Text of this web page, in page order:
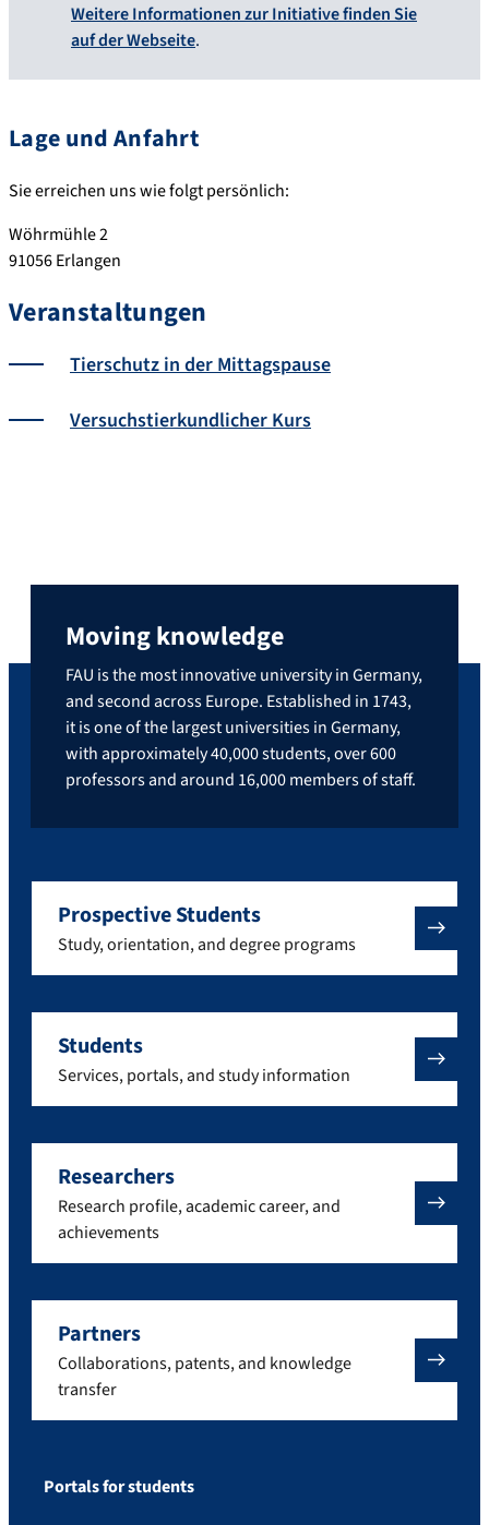
Weitere Informationen zur Initiative finden Sie
auf der Webseite.
Lage und Anfahrt
Sie erreichen uns wie folgt persönlich:
Wöhrmühle 2
91056 Erlangen
Veranstaltungen
Tierschutz in der Mittagspause
Versuchstierkundlicher Kurs
Moving knowledge
FAU is the most innovative university in Germany,
and second across Europe. Established in 1743,
it is one of the largest universities in Germany,
with approximately 40,000 students, over 600
professors and around 16,000 members of staff.
Prospective Students
Study, orientation, and degree programs
Students
Services, portals, and study information
Researchers
Research profile, academic career, and
achievements
Partners
Collaborations, patents, and knowledge
transfer
Portals for students